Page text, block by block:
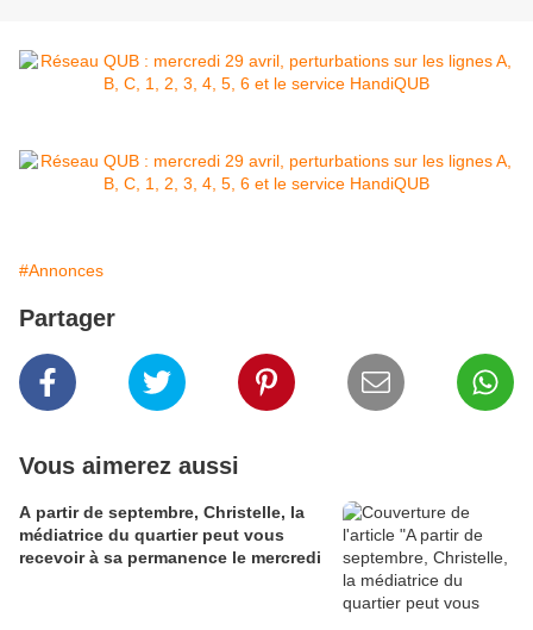
#Annonces
Partager
Vous aimerez aussi
A partir de septembre, Christelle, la
médiatrice du quartier peut vous
recevoir à sa permanence le mercredi